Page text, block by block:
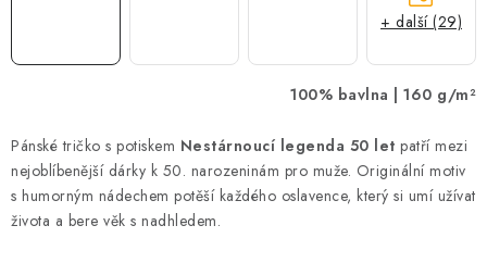
100% bavlna | 160 g/m²
Pánské tričko s potiskem Nestárnoucí legenda 50 let patří mezi
nejoblíbenější dárky k 50. narozeninám pro muže. Originální motiv
s humorným nádechem potěší každého oslavence, který si umí užívat
života a bere věk s nadhledem.
+ další (29)